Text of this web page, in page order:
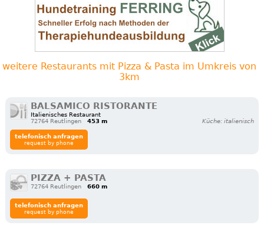
weitere Restaurants mit Pizza & Pasta im Umkreis von
3km
BALSAMICO RISTORANTE
Italienisches Restaurant
72764 Reutlingen
453 m Küche: italienisch
telefonisch anfragen
request by phone
PIZZA + PASTA
72764 Reutlingen 660 m
telefonisch anfragen
request by phone